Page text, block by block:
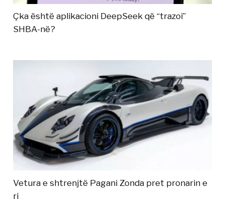
Çka është aplikacioni DeepSeek që “trazoi”
SHBA-në?
Vetura e shtrenjtë Pagani Zonda pret pronarin e
ri